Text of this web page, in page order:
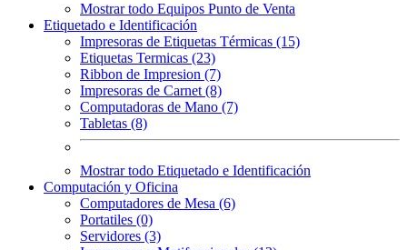
Mostrar todo Equipos Punto de Venta
Etiquetado e Identificación
Impresoras de Etiquetas Térmicas (15)
Etiquetas Termicas (23)
Ribbon de Impresion (7)
Impresoras de Carnet (8)
Computadoras de Mano (7)
Tabletas (8)
Mostrar todo Etiquetado e Identificación
Computación y Oficina
Computadores de Mesa (6)
Portatiles (0)
Servidores (3)